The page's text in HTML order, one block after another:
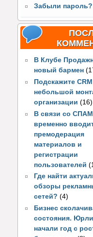
Забыли пароль?
В Клубе
новый бармен
Подскажите
небольшой
организации (16)
В связи со СПАМ
временно
премодерация
материалов и
регистрации
пользователей
Где найти
обзоры
сетей? (4)
Бизнес
состояния.
начали год с